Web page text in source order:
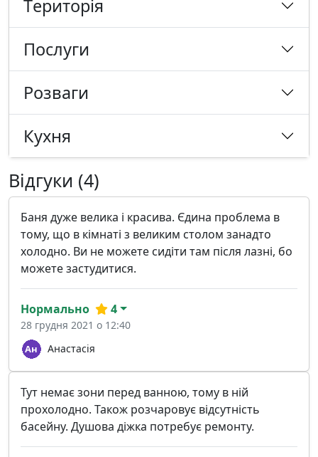
Tериторія
Послуги
Розваги
Кухня
Відгуки (4)
Баня дуже велика і красива. Єдина проблема в
тому, що в кімнаті з великим столом занадто
холодно. Ви не можете сидіти там після лазні, бо
можете застудитися.
Анастасія
Нормально 4
28 грудня 2021 о 12:40
Тут немає зони перед ванною, тому в ній
прохолодно. Також розчаровує відсутність
басейну. Душова діжка потребує ремонту.